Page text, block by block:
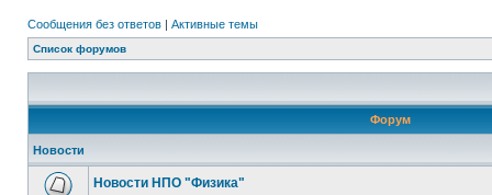
Сообщения без ответов | Активные темы
Список форумов
Форум
Новости
Новости НПО "Физика"